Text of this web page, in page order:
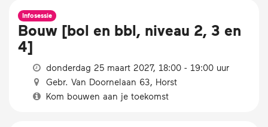
Infosessie
Bouw [bol en bbl, niveau 2, 3 en
4]
donderdag 25 maart 2027, 18:00 - 19:00 uur
Gebr. Van Doornelaan 63, Horst
Kom bouwen aan je toekomst